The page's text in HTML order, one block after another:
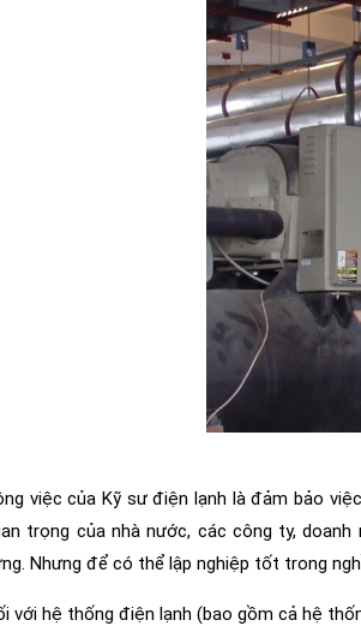
việc của Kỹ sư điện lạnh là đảm bảo
trọng của nhà nước, các công ty,
Nhưng để có thể lập nghiệp tốt trong
với hệ thống điện lạnh (bao gồm cả hệ